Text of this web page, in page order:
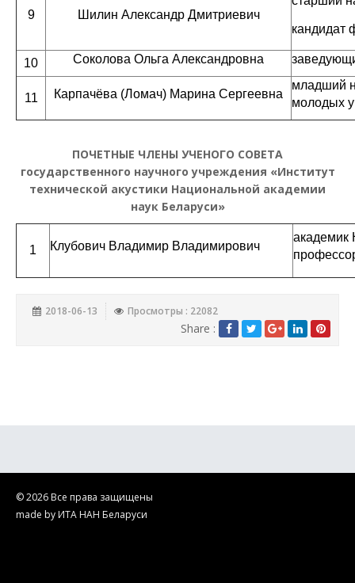
9 Шилин Александр Дмитриевич
кандидат
10 Соколова Ольга Александровна
11 Карпачёва (Ломач) Марина Сергеевна
младший
молодых
ПОЧЕТНЫЕ ЧЛЕНЫ УЧЕНОГО СОВЕТА
государственного научного учреждения «Институт
технической акустики Национальной академии
наук Беларуси»
1 Клубович Владимир Владимирович
академик
2018-06-13 Просмотры : 22082
Share :
© 2026 Все права защищены
made by ИТА НАН Беларуси